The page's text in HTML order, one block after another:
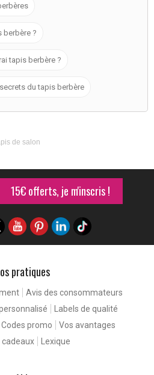
berbère ?
tapis berbère ?
du tapis berbère
de salon
15€ offerts, je m'inscris !
pratiques
Avis des consommateurs
Labels de qualité
Codes promo
Vos avantages
cadeaux
Lexique